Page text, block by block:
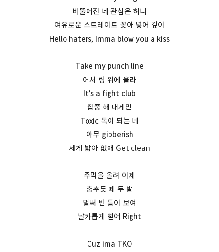
비뚤어진 네 관심은 허니
여유로운 스트레이트 꽂아 넣어 깊이
Hello haters, Imma blow you a kiss
Take my punch line
어서 링 위에 올라
It’s a fight club
집중 해 내게만
Toxic 독이 되는 네
아무 gibberish
세게 밟아 없애 Get clean
주먹을 올려 이제
춤추듯 떼 두 발
벌써 빈 틈이 보여
날카롭게 뻗어 Right
Cuz ima TKO